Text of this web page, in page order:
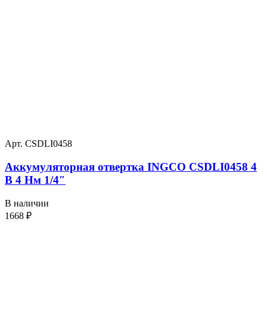
Арт. CSDLI0458
Аккумуляторная отвертка INGCO CSDLI0458 4
В 4 Нм 1/4″
В наличии
1668 ₽